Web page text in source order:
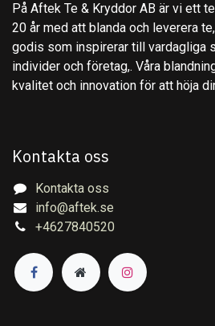
På Aftek Te & Kryddor AB är vi ett
20 år med att blanda och leverera
godis som inspirerar till vardagliga
individer och företag,. Våra
kvalitet och innovation för att höja
Kontakta oss
Kontakta oss
info@aftek.se
+4627840520